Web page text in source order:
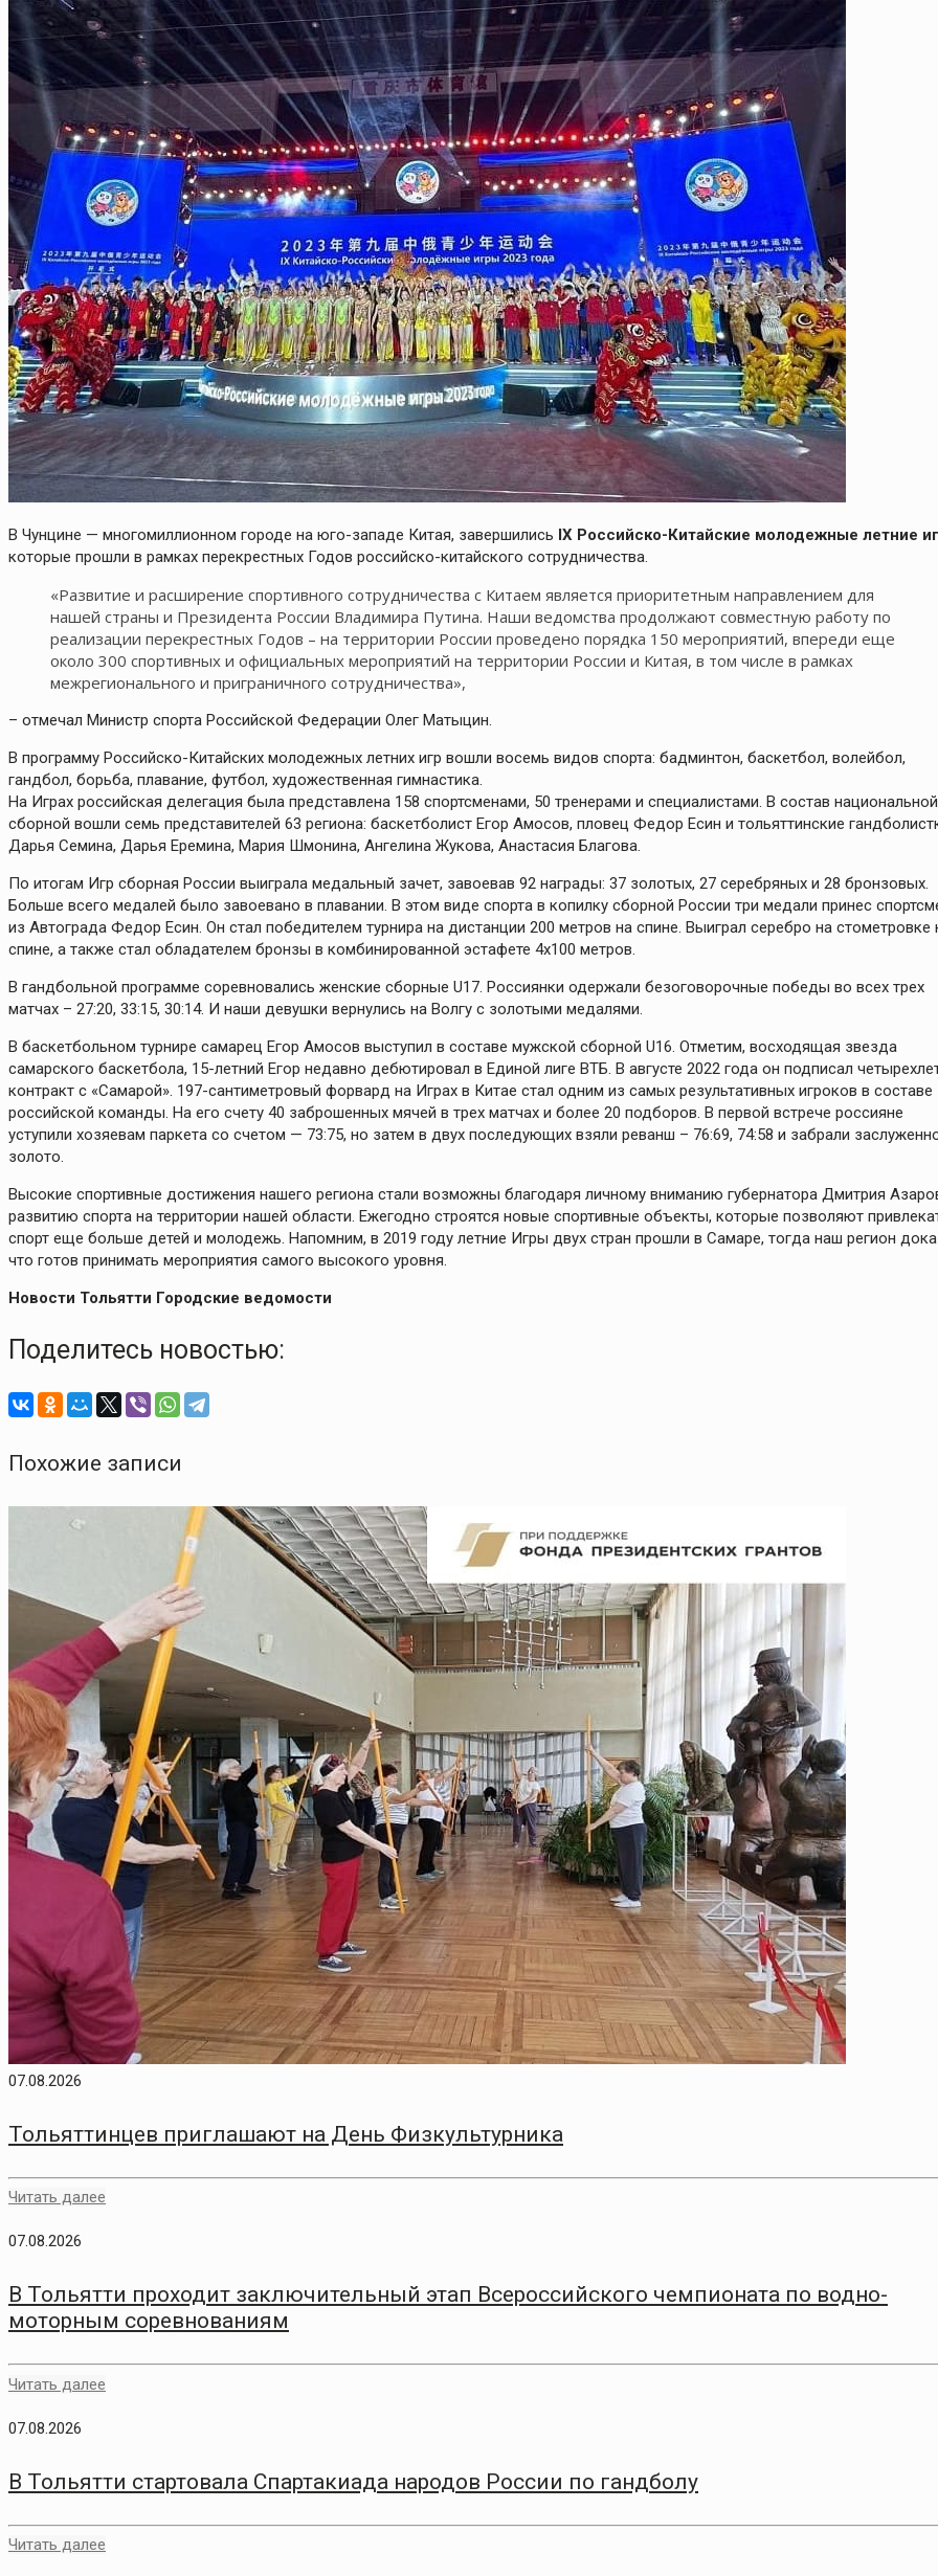
В Чунцине — многомиллионном городе на юго-западе Китая, завершились IX Российско-Китайские молодежные летние
которые прошли в рамках перекрестных Годов российско-китайского сотрудничества.
«Развитие и расширение спортивного сотрудничества с Китаем является приоритетным направлением для
нашей страны и Президента России Владимира Путина. Наши ведомства продолжают совместную работу по
реализации перекрестных Годов – на территории России проведено порядка 150 мероприятий, впереди еще
около 300 спортивных и официальных мероприятий на территории России и Китая, в том числе в рамках
межрегионального и приграничного сотрудничества»,
– отмечал Министр спорта Российской Федерации Олег Матыцин.
В программу Российско-Китайских молодежных летних игр вошли восемь видов спорта: бадминтон, баскетбол, волейбол,
гандбол, борьба, плавание, футбол, художественная гимнастика.
На Играх российская делегация была представлена 158 спортсменами, 50 тренерами и специалистами. В состав национальной
сборной вошли семь представителей 63 региона: баскетболист Егор Амосов, пловец Федор Есин и тольяттинские
Дарья Семина, Дарья Еремина, Мария Шмонина, Ангелина Жукова, Анастасия Благова.
По итогам Игр сборная России выиграла медальный зачет, завоевав 92 награды: 37 золотых, 27 серебряных и 28 бронзовых.
Больше всего медалей было завоевано в плавании. В этом виде спорта в копилку сборной России три медали принес
из Автограда Федор Есин. Он стал победителем турнира на дистанции 200 метров на спине. Выиграл серебро на стометровке
спине, а также стал обладателем бронзы в комбинированной эстафете 4х100 метров.
В гандбольной программе соревновались женские сборные U17. Россиянки одержали безоговорочные победы во всех трех
матчах – 27:20, 33:15, 30:14. И наши девушки вернулись на Волгу с золотыми медалями.
В баскетбольном турнире самарец Егор Амосов выступил в составе мужской сборной U16. Отметим, восходящая звезда
самарского баскетбола, 15-летний Егор недавно дебютировал в Единой лиге ВТБ. В августе 2022 года он подписал
контракт с «Самарой». 197-сантиметровый форвард на Играх в Китае стал одним из самых результативных игроков в составе
российской команды. На его счету 40 заброшенных мячей в трех матчах и более 20 подборов. В первой встрече россияне
уступили хозяевам паркета со счетом — 73:75, но затем в двух последующих взяли реванш – 76:69, 74:58 и забрали
золото.
Высокие спортивные достижения нашего региона стали возможны благодаря личному вниманию губернатора Дмитрия
развитию спорта на территории нашей области. Ежегодно строятся новые спортивные объекты, которые позволяют
спорт еще больше детей и молодежь. Напомним, в 2019 году летние Игры двух стран прошли в Самаре, тогда наш регион
что готов принимать мероприятия самого высокого уровня.
Новости Тольятти Городские ведомости
Поделитесь новостью:
Похожие записи
07.08.2026
Тольяттинцев приглашают на День Физкультурника
Читать далее
07.08.2026
В Тольятти проходит заключительный этап Всероссийского чемпионата по водно-
моторным соревнованиям
Читать далее
07.08.2026
В Тольятти стартовала Спартакиада народов России по гандболу
Читать далее